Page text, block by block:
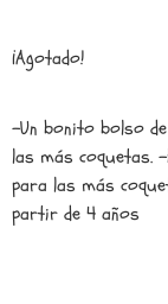
¡Agotado!
-Un bonito bolso
las más coquetas.
para las más
partir de 4 años